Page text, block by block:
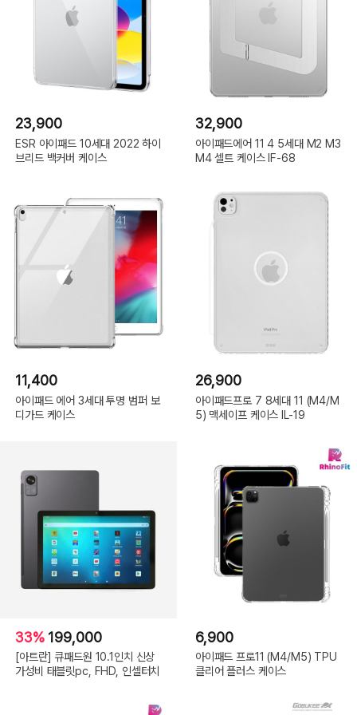
23,900
ESR 아이패드 10세대 2022 하이
브리드 백커버 케이스
32,900
아이패드에어 11 4 5세대 M2 M3
M4 셀트 케이스 IF-68
11,400
아이패드 에어 3세대 투명 범퍼 보
디가드 케이스
26,900
아이패드프로 7 8세대 11 (M4/M
5) 맥세이프 케이스 IL-19
33% 199,000
[아트란] 큐패드원 10.1인치 신상
가성비 태블릿pc, FHD, 인셀터치
6,900
아이패드 프로11 (M4/M5) TPU
클리어 플러스 케이스